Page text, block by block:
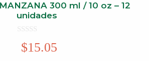
300 ml / 10 oz – 12
unidades
$15.05